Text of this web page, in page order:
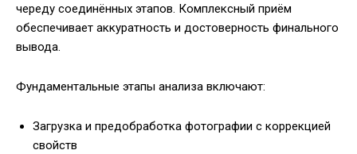
череду соединённых этапов. Комплексный приём
обеспечивает аккуратность и достоверность финального
вывода.
Фундаментальные этапы анализа включают:
Загрузка и предобработка фотографии с коррекцией
свойств